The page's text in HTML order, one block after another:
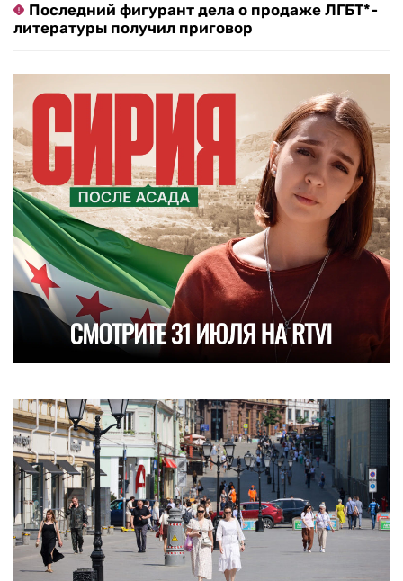
Последний фигурант дела о продаже ЛГБТ*-
литературы получил приговор